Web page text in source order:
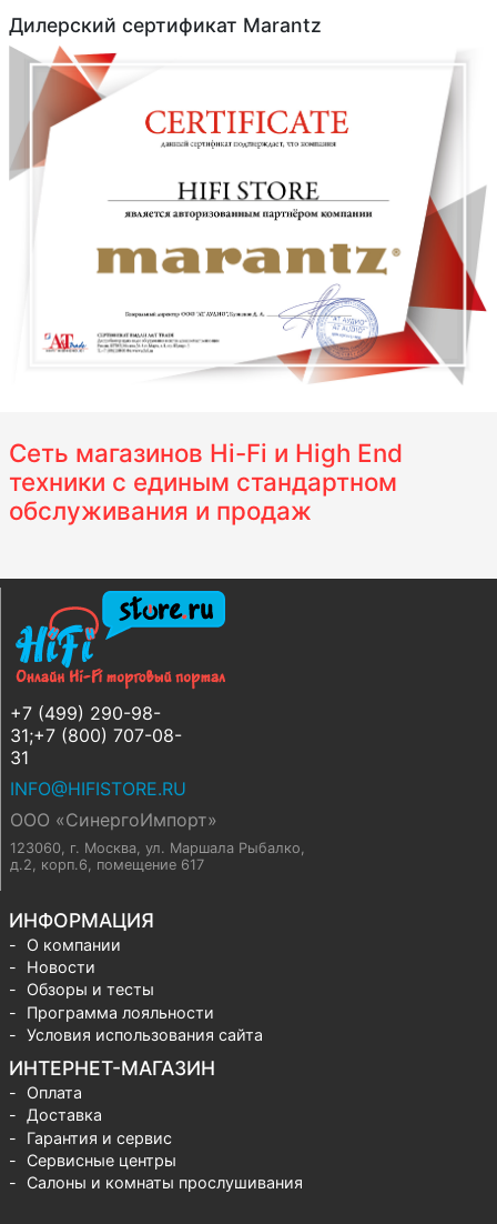
Дилерский сертификат Marantz
Сеть магазинов Hi-Fi и High End
техники с единым стандартном
обслуживания и продаж
+7 (499) 290-98-
31;+7 (800) 707-08-
31
INFO@HIFISTORE.RU
ООО «СинергоИмпорт»
123060, г. Москва ул. Маршала Рыбалко,
д.2, корп.6, помещение 617
ИНФОРМАЦИЯ
О компании
Новости
Обзоры и тесты
Программа лояльности
Условия использования сайта
ИНТЕРНЕТ-МАГАЗИН
Оплата
Доставка
Гарантия и сервис
Сервисные центры
Салоны и комнаты прослушивания